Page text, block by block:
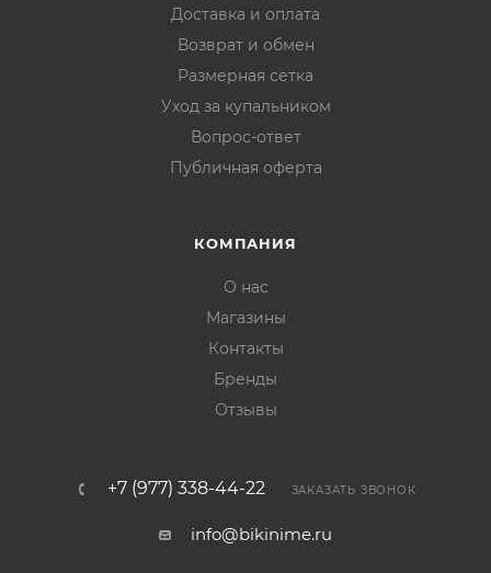
Доставка и оплата
Возврат и обмен
Размерная сетка
Уход за купальником
Вопрос-ответ
Публичная оферта
КОМПАНИЯ
О нас
Магазины
Контакты
Бренды
Отзывы
+7 (977) 338-44-22 ЗАКАЗАТЬ ЗВОНОК
info@bikinime.ru